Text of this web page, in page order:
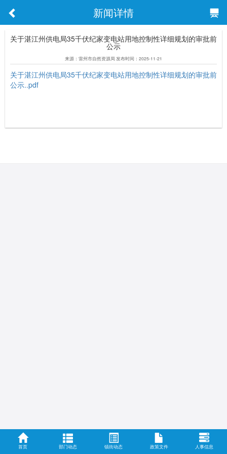
新闻详情
关于湛江州供电局35千伏纪家变电站用地控制性详细规划的审批前
公示
来源：雷州市自然资源局 发布时间：2025-11-21
关于湛江州供电局35千伏纪家变电站用地控制性详细规划的审批前
公示..pdf
首页 部门动态 镇街动态 政策文件 人事信息